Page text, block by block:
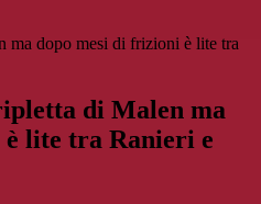
ma dopo mesi di frizioni è lite tra
di Malen ma
lite tra Ranieri e